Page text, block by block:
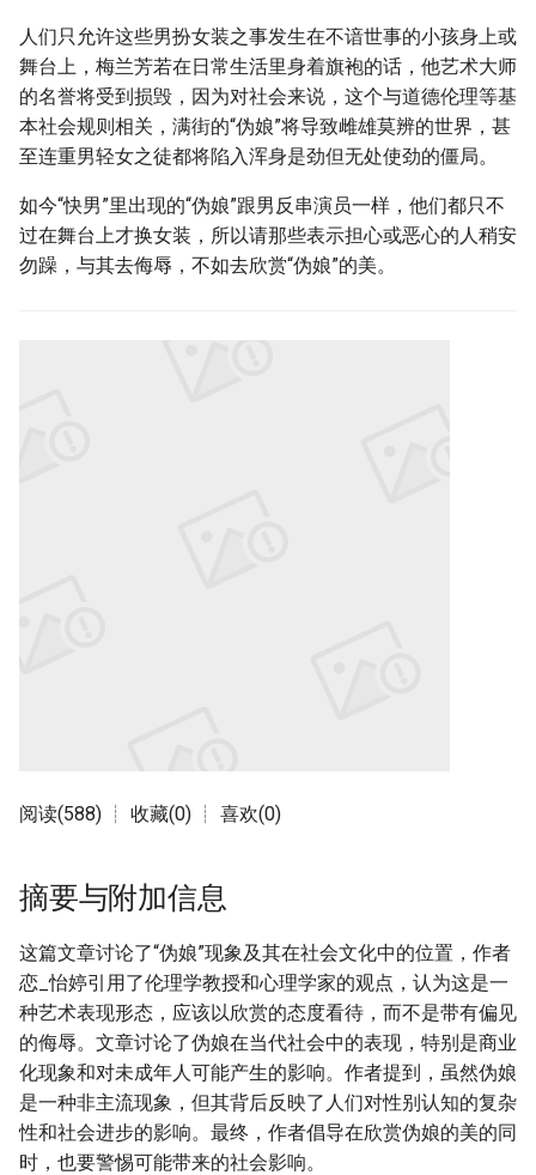
人们只允许这些男扮女装之事发生在不谙世事的小孩身上或
舞台上，梅兰芳若在日常生活里身着旗袍的话，他艺术大师
的名誉将受到损毁，因为对社会来说，这个与道德伦理等基
本社会规则相关，满街的“伪娘”将导致雌雄莫辨的世界，甚
至连重男轻女之徒都将陷入浑身是劲但无处使劲的僵局。
如今“快男”里出现的“伪娘”跟男反串演员一样，他们都只不
过在舞台上才换女装，所以请那些表示担心或恶心的人稍安
勿躁，与其去侮辱，不如去欣赏“伪娘”的美。
阅读(588) ┊ 收藏(0) ┊ 喜欢(0)
摘要与附加信息
这篇文章讨论了“伪娘”现象及其在社会文化中的位置，作者
恋_怡婷引用了伦理学教授和心理学家的观点，认为这是一
种艺术表现形态，应该以欣赏的态度看待，而不是带有偏见
的侮辱。文章讨论了伪娘在当代社会中的表现，特别是商业
化现象和对未成年人可能产生的影响。作者提到，虽然伪娘
是一种非主流现象，但其背后反映了人们对性别认知的复杂
性和社会进步的影响。最终，作者倡导在欣赏伪娘的美的同
时，也要警惕可能带来的社会影响。